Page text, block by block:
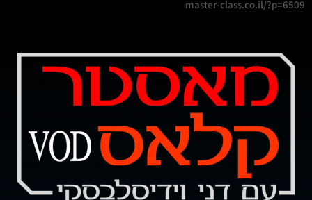
master-class.co.il/?p=6509